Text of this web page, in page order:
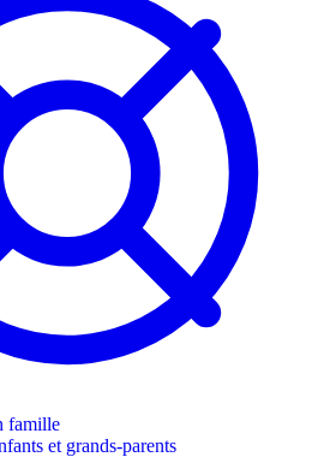
famille
et grands-parents